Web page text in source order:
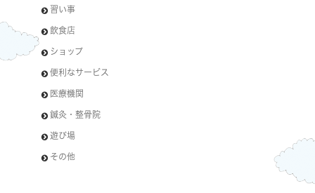
習い事
飲食店
ショップ
便利なサービス
医療機関
鍼灸・整骨院
遊び場
その他